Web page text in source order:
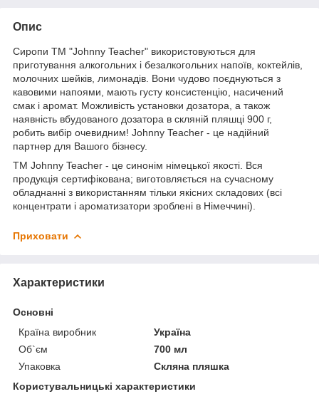
Опис
Сиропи ТМ "Johnny Teacher" використовуються для
приготування алкогольних і безалкогольних напоїв, коктейлів,
молочних шейків, лимонадів. Вони чудово поєднуються з
кавовими напоями, мають густу консистенцію, насичений
смак і аромат. Можливість установки дозатора, а також
наявність вбудованого дозатора в скляній пляшці 900 г,
робить вибір очевидним! Johnny Teacher - це надійний
партнер для Вашого бізнесу.
ТМ Johnny Teacher - це синонім німецької якості. Вся
продукція сертифікована; виготовляється на сучасному
обладнанні з використанням тільки якісних складових (всі
концентрати і ароматизатори зроблені в Німеччині).
Приховати
Характеристики
Основні
Країна виробник
Україна
Об`єм
700 мл
Упаковка
Скляна пляшка
Користувальницькі характеристики